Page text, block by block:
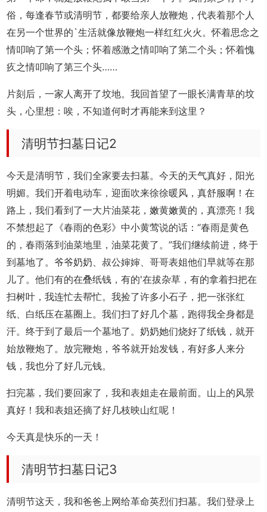
俗，每逢春节或清明节，都要给亲人放鞭炮，代表着那个人
在另一个世界的`生活就像放鞭炮一样红红火火。怀着思念之
情叩响了第一个头；怀着感激之情叩响了第二个头；怀着愧
疚之情叩响了第三个头……
片刻后，一家人离开了坟地。我回首望了一眼长满青草的坟
头，心里想：唉，不知道何时才再能来到这里？
清明节扫墓日记2
今天是清明节，我们全家要去扫墓。今天的天气真好，阳光
明媚。我们开着电动车，迎面吹来徐徐暖风，真舒服啊！在
路上，我们看到了一大片油菜花，嫩黄嫩黄的，真漂亮！我
不禁想起了《春雨的色彩》中小黄莺说的话：“春雨是黄色
的，春雨落到油菜地里，油菜花黄了。”我们继续前进，终于
到墓地了。爷爷奶奶、叔公婶婶、哥哥表姐他们早就等在那
儿了。他们有的在叠纸钱，有的'在拔杂草，有的拿着扫把在
扫树叶，我连忙去帮忙。我捡了许多小石子，把一张张红
纸、白纸压在墓圈上。我们扫了好几个墓，跑得我全身都是
汗。终于到了最后一个墓地了。奶奶她们烧好了纸钱，就开
始放鞭炮了。放完鞭炮，爷爷就开始发钱，有好多人来分
钱，我也分了好几元钱。
扫完墓，我们要回家了，我和表姐走在最前面。山上的风景
真好！我和表姐还摘了好几枝映山红呢！
今天真是快乐的一天！
清明节扫墓日记3
清明节这天，我和爸爸上网给革命英烈们扫墓。我们登录上